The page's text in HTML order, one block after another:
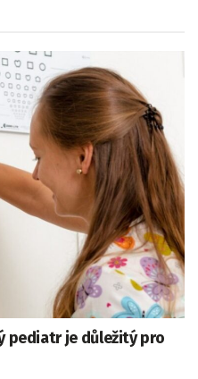
pediatr je důležitý pro